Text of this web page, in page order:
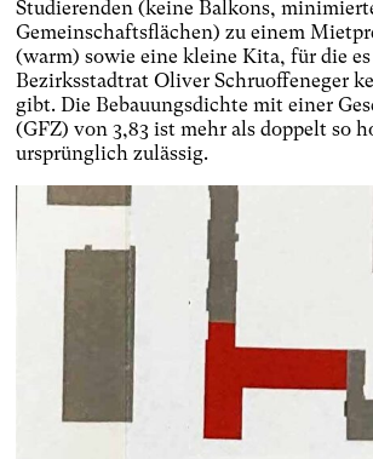
Studierenden (keine Balkons,
Gemeinschaftsflächen) zu einem
(warm) sowie eine kleine Kita, für die
Bezirksstadtrat Oliver Schruoffeneger
gibt. Die Bebauungsdichte mit einer
(GFZ) von 3,83 ist mehr als doppelt so
ursprünglich zulässig.